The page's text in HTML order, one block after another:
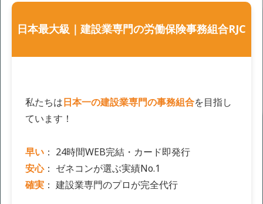
日本最大級｜建設業専門の労働保険事務組合RJC
私たちは日本一の建設業専門の事務組合を目指し
ています！
早い： 24時間WEB完結・カード即発行
安心： ゼネコンが選ぶ実績No.1
確実： 建設業専門のプロが完全代行